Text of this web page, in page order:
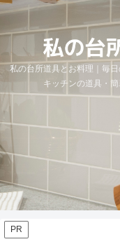
私の台所道具とお料理｜毎
キッチンの道具・
PR